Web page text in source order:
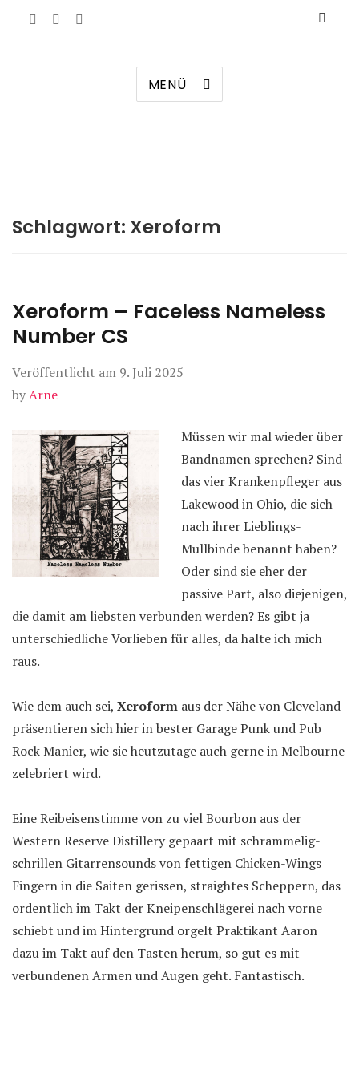
MENÜ
Schlagwort: Xeroform
Xeroform – Faceless Nameless
Number CS
Veröffentlicht am 9. Juli 2025
byArne
Müssen wir mal wieder über
Bandnamen sprechen? Sind
das vier Krankenpfleger aus
Lakewood in Ohio, die sich
nach ihrer Lieblings-
Mullbinde benannt haben?
Oder sind sie eher der
passive Part, also diejenigen,
die damit am liebsten verbunden werden? Es gibt ja
unterschiedliche Vorlieben für alles, da halte ich mich
raus.
Wie dem auch sei, Xeroform aus der Nähe von Cleveland
präsentieren sich hier in bester Garage Punk und Pub
Rock Manier, wie sie heutzutage auch gerne in Melbourne
zelebriert wird.
Eine Reibeisenstimme von zu viel Bourbon aus der
Western Reserve Distillery gepaart mit schrammelig-
schrillen Gitarrensounds von fettigen Chicken-Wings
Fingern in die Saiten gerissen, straightes Scheppern, das
ordentlich im Takt der Kneipenschlägerei nach vorne
schiebt und im Hintergrund orgelt Praktikant Aaron
dazu im Takt auf den Tasten herum, so gut es mit
verbundenen Armen und Augen geht. Fantastisch.